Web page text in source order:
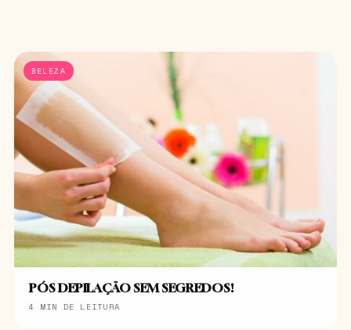
BELEZA
PÓS DEPILAÇÃO SEM SEGREDOS!
4 MIN DE LEITURA